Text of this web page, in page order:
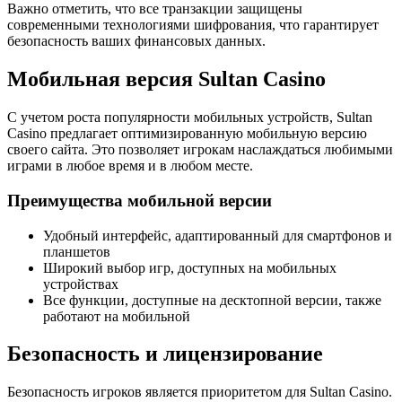
Важно отметить, что все транзакции защищены
современными технологиями шифрования, что гарантирует
безопасность ваших финансовых данных.
Мобильная версия Sultan Casino
С учетом роста популярности мобильных устройств, Sultan
Casino предлагает оптимизированную мобильную версию
своего сайта. Это позволяет игрокам наслаждаться любимыми
играми в любое время и в любом месте.
Преимущества мобильной версии
Удобный интерфейс, адаптированный для смартфонов и
планшетов
Широкий выбор игр, доступных на мобильных
устройствах
Все функции, доступные на десктопной версии, также
работают на мобильной
Безопасность и лицензирование
Безопасность игроков является приоритетом для Sultan Casino.